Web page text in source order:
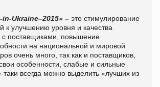
in-Ukraine–2015» – это стимулирование
к улучшению уровня и качества
с поставщиками, повышение
на национальной и мировой
очень много, так как и поставщиков,
особенности, слабые и сильные
таки всегда можно выделить «лучших из